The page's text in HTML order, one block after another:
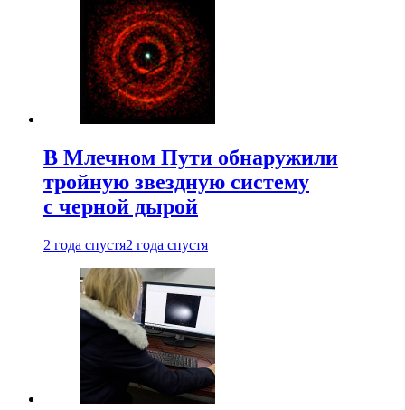
В Млечном Пути обнаружили
тройную звездную систему
с черной дырой
2 года спустя2 года спустя